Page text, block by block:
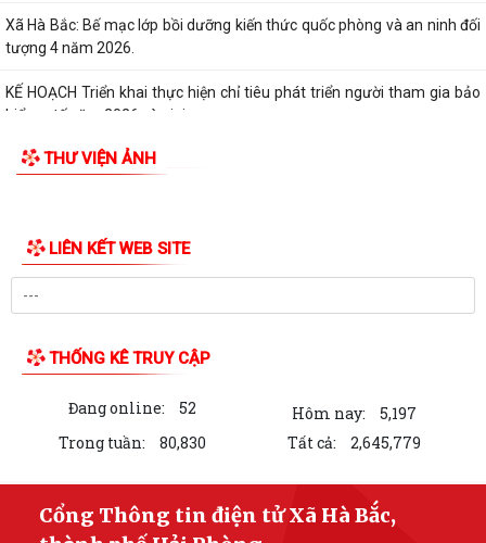
Xã Hà Bắc: Bế mạc lớp bồi dưỡng kiến thức quốc phòng và an ninh đối
tượng 4 năm 2026.
KẾ HOẠCH Triển khai thực hiện chỉ tiêu phát triển người tham gia bảo
hiểm y tế năm 2026 và giai...
THƯ VIỆN ẢNH